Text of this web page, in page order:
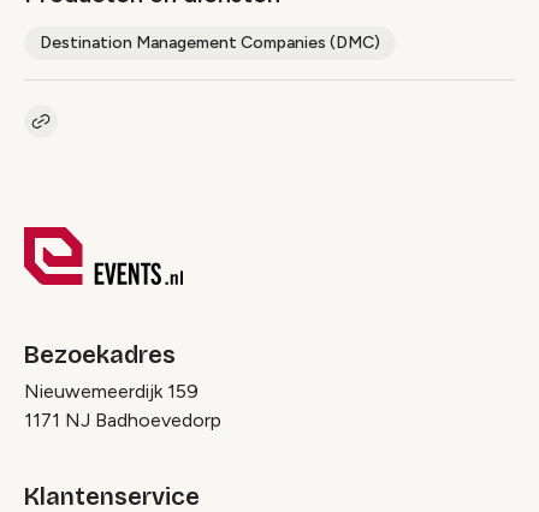
Destination Management Companies (DMC)
Kopieer link naar pagina
Bezoekadres
Nieuwemeerdijk 159
1171 NJ Badhoevedorp
Klantenservice